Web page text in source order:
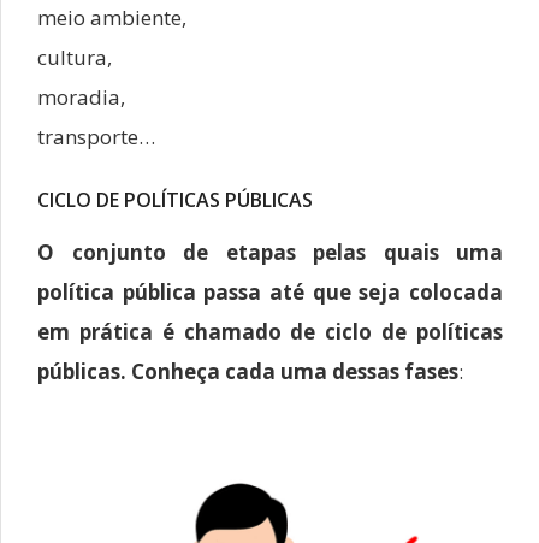
meio ambiente,
cultura,
moradia,
transporte…
CICLO DE POLÍTICAS PÚBLICAS
O conjunto de etapas pelas quais uma
política pública passa até que seja colocada
em prática é chamado de ciclo de políticas
públicas. Conheça cada uma dessas fases: